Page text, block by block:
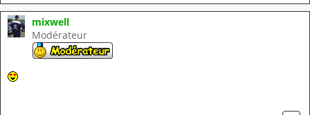
mixwell
Modérateur